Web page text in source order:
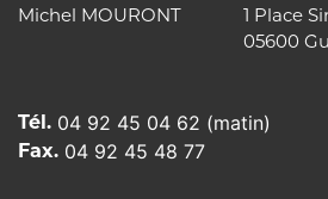
Michel MOURONT
1 Place
05600
Tél. 04 92 45 04 62 (matin)
Fax. 04 92 45 48 77